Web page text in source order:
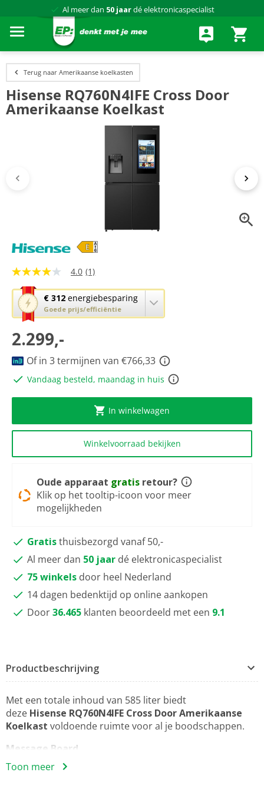
Al meer dan 50 jaardé elektronicaspecialist
Terug naar Amerikaanse koelkasten
Hisense RQ760N4IFE Cross Door
Amerikaanse Koelkast
4.0
van
5
sterren,
gemiddelde
scorewaarde.
Read
a
Dezelfde
4.0 (1)
€ 312 energiebesparing
Goede prijs/efficiëntie
Met
deze
knop
opent
Youreko’s
tool
voor
energiebesparing.
2.299,-
Of in 3 termijnen van €766,33
Vandaag besteld, maandag in huis
In winkelwagen
Winkelvoorraad bekijken
Oude apparaat gratis retour?
Klik op het tooltip-icoon voor meer
mogelijkheden
Gratisthuisbezorgd vanaf 50,-
Al meer dan 50 jaar dé elektronicaspecialist
75 winkels door heel Nederland
14 dagen bedenktijd op online aankopen
Door36.465 klanten beoordeeld met een 9.1
Productbeschrijving
Met een totale inhoud van 585 liter biedt
deze Hisense RQ760N4IFE Cross Door Amerikaanse
Koelkast voldoende ruimte voor al je boodschappen.
Message Board
Eenvoudige notities om je dag op te vrolijken
Je kunt het Message Board gebruiken om herinneringen
Toon meer